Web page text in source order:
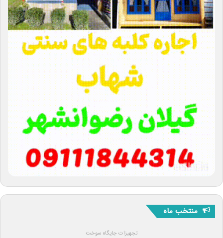
منتخب ماه
تجهیزات جایگاه سوخت